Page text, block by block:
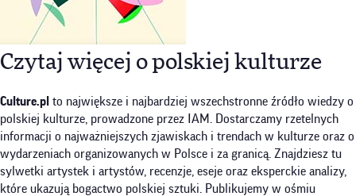
Czytaj więcej o polskiej kulturze
Culture.pl to największe i najbardziej wszechstronne źródło wiedzy o
polskiej kulturze, prowadzone przez IAM. Dostarczamy rzetelnych
informacji o najważniejszych zjawiskach i trendach w kulturze oraz o
wydarzeniach organizowanych w Polsce i za granicą. Znajdziesz tu
sylwetki artystek i artystów, recenzje, eseje oraz eksperckie analizy,
które ukazują bogactwo polskiej sztuki. Publikujemy w ośmiu